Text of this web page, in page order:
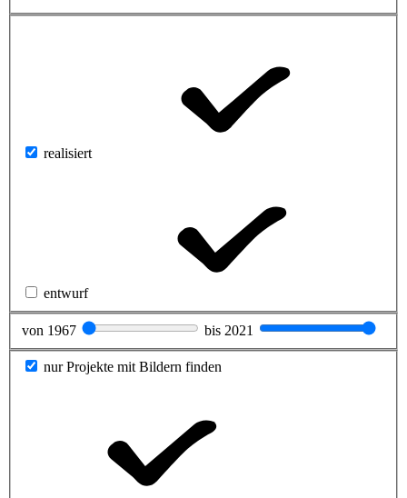
realisiert
entwurf
von 1967 bis 2021
nur Projekte mit Bildern finden